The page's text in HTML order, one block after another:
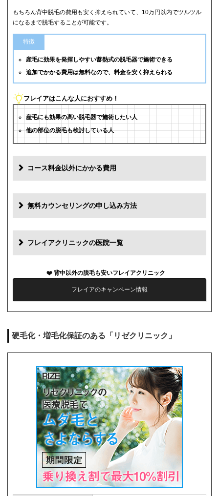
もちろん背中脱毛の費用も安く抑えられていて、10万円以内でツルツル
になるまで脱毛することが可能です。
特徴
産毛に効果を発揮しやすい蓄熱式の脱毛器で施術できる
追加でかかる費用は無料なので、料金を安く抑えられる
フレイアはこんな人におすすめ！
産毛にも効果の高い脱毛器で施術したい人
他の部位の脱毛も検討している人
コース料金以外にかかる費用
初診料 0円
再診料
薬代 0円
シェービング代 0円
キャンセル料 1回まで0円
無料カウンセリングの申し込み方法
フレイアクリニックの医院一覧
背中以外の脱毛も安いフレイアクリニック
フレイアのキャンペーン情報
硬毛化・増毛化保証のある「リゼクリニック」